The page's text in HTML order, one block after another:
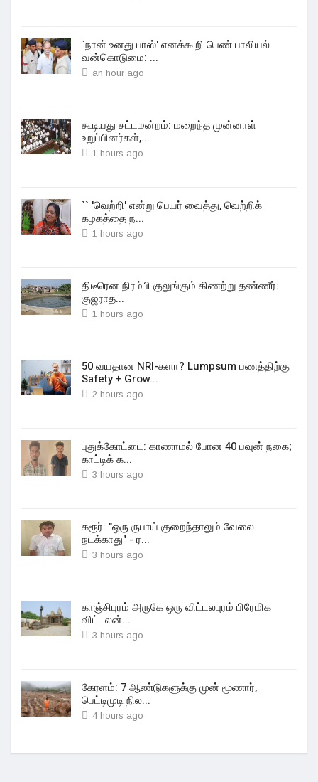
`நான் உனது பாஸ்' எனக்கூறி பெண் பாலியல்
வன்கொடுமை: ...
an hour ago
கூடியது சட்டமன்றம்: மறைந்த முன்னாள்
உறுப்பினர்கள்,...
1 hours ago
`` 'வெற்றி' என்று பெயர் வைத்து, வெற்றிக்
கழகத்தை ந...
1 hours ago
திடீரென நிரம்பி குலுங்கும் கிணற்று தண்ணீர்:
குஜராத...
1 hours ago
50 வயதான NRI-களா? Lumpsum பணத்திற்கு
Safety + Grow...
2 hours ago
புதுக்கோட்டை: காணாமல் போன 40 பவுன் நகை;
காட்டிக் க...
3 hours ago
கரூர்: "ஒரு ருபாய் குறைந்தாலும் வேலை
நடக்காது" - ர...
3 hours ago
காஞ்சிபுரம் அருகே ஒரு விட்டலபுரம் பிரேமிக
விட்டலன்...
3 hours ago
கேரளம்: 7 ஆண்டுகளுக்கு முன் மூணார்,
பெட்டிமுடி நில...
4 hours ago